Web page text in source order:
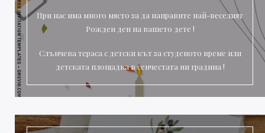
При нас има много място за да направите най-веселият
Рожден ден на вашето дете !
Слънчева тераса с детски кът за студеното време или
детската площадка в сенчестата ни градина !